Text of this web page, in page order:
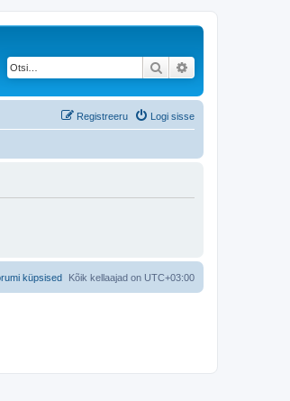
Otsi
Logi sisse
Registreeru
Kõik kellaajad on UTC+03:00
küpsised